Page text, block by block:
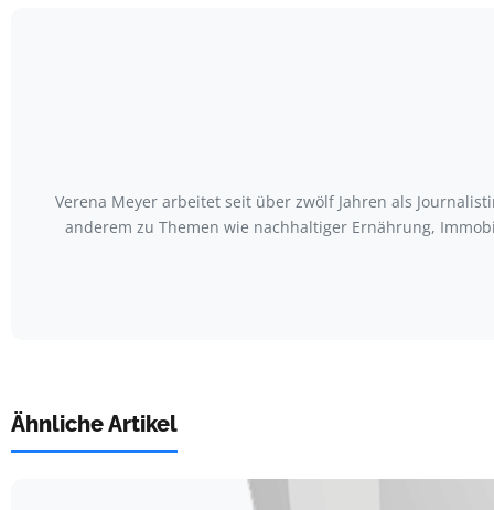
Verena Meyer arbeitet seit über zwölf Jahren als
anderem zu Themen wie nachhaltiger Ernährung,
Ähnliche Artikel